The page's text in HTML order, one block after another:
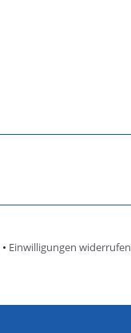
• Einwilligungen widerrufen